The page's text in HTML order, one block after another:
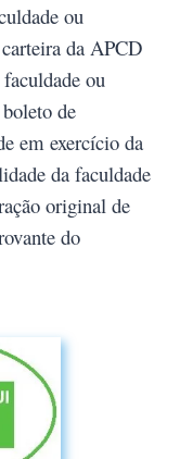
ou
da APCD
ou
de
em exercício da
da faculdade
original de
do